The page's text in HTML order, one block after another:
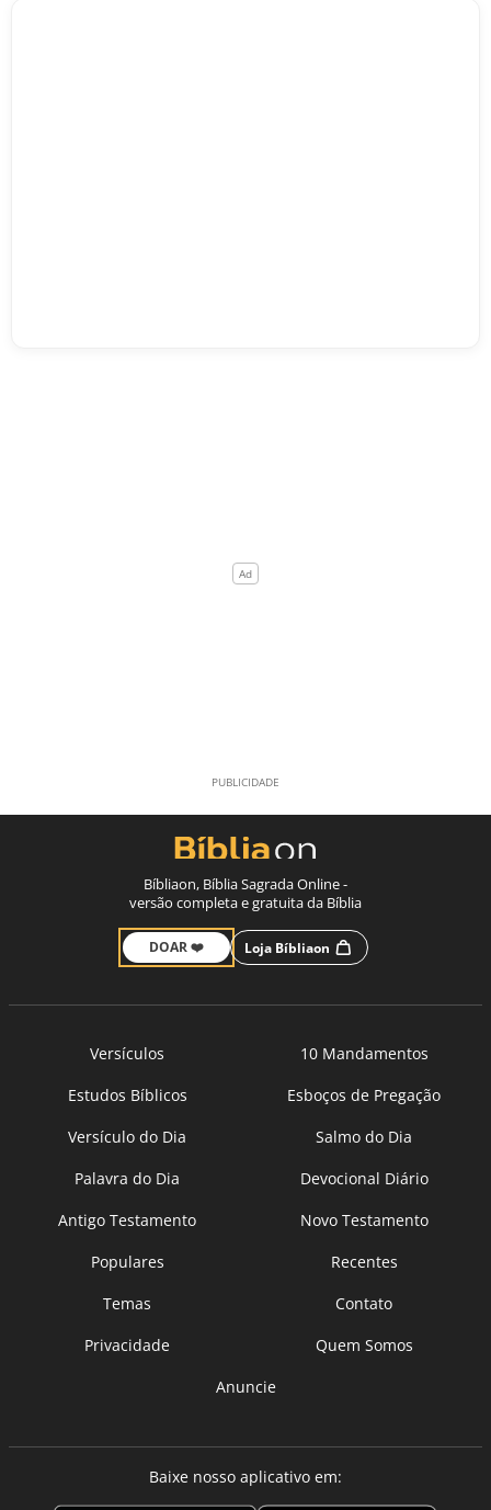
Bíbliaon, Bíblia Sagrada Online -
versão completa e gratuita da Bíblia
DOAR ❤️ Loja Bíbliaon
Versículos
10 Mandamentos
Estudos Bíblicos
Esboços de Pregação
Versículo do Dia
Salmo do Dia
Palavra do Dia
Devocional Diário
Antigo Testamento
Novo Testamento
Populares
Recentes
Temas
Contato
Privacidade
Quem Somos
Anuncie
Baixe nosso aplicativo em: